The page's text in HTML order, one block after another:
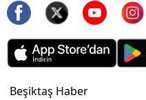
Beşiktaş Haber